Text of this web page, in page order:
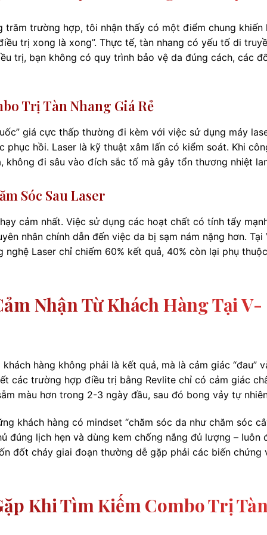
trường hợp, tôi nhận thấy có một điểm chung khiến
trị xong là xong”. Thực tế, tàn nhang có yếu tố di
trị, bạn không có quy trình bảo vệ da đúng cách, các
Trị Tàn Nhang Giá Rẻ
giá cực thấp thường đi kèm với việc sử dụng máy
hồi. Laser là kỹ thuật xâm lấn có kiểm soát. Khi
không đi sâu vào đích sắc tố mà gây tổn thương nhiệt
Sóc Sau Laser
cảm nhất. Việc sử dụng các hoạt chất có tính tẩy
nhân chính dẫn đến việc da bị sạm nám nặng hơn. Tại
Laser chỉ chiếm 60% kết quả, 40% còn lại phụ
Nhận Từ Khách Hàng Tại V-
hàng không phải là kết quả, mà là cảm giác “đau”
các trường hợp điều trị bằng Revlite chỉ có cảm giác
màu hơn trong 2-3 ngày đầu, sau đó bong vảy tự
khách hàng có mindset “chăm sóc da như chăm sóc
đúng lịch hẹn và dùng kem chống nắng đủ lượng – luôn
đốt cháy giai đoạn thường dễ gặp phải các biến chứng
Khi Tìm Kiếm Combo Trị